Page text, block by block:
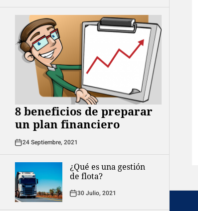
8 beneficios de preparar
un plan financiero
24 Septiembre, 2021
¿Qué es una gestión
de flota?
30 Julio, 2021